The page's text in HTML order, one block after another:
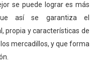
se puede lograr es más
así se garantiza el
propia y características de
mercadillos, y que forma